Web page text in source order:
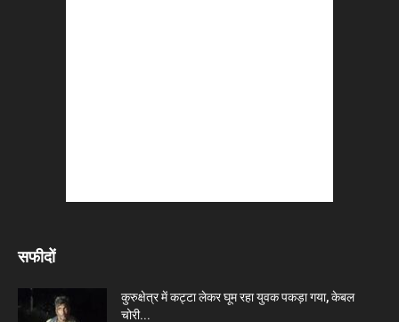
सफीदों
कुरुक्षेत्र में कट्टा लेकर घूम रहा युवक पकड़ा गया, केबल
चोरी...